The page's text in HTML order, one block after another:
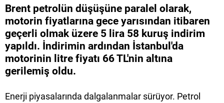
Brent petrolün düşüşüne paralel olarak,
motorin fiyatlarına gece yarısından itibaren
geçerli olmak üzere 5 lira 58 kuruş indirim
yapıldı. İndirimin ardından İstanbul'da
motorinin litre fiyatı 66 TL'nin altına
gerilemiş oldu.
Enerji piyasalarında dalgalanmalar sürüyor. Petrol